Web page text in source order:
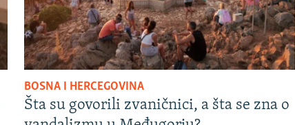
BOSNA I HERCEGOVINA
Šta su govorili zvaničnici, a šta se zna o